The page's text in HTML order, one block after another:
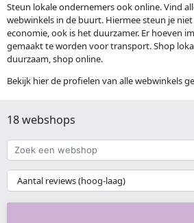
Steun lokale ondernemers ook online. Vind
webwinkels in de buurt. Hiermee steun je
economie, ook is het duurzamer. Er hoeven
gemaakt te worden voor transport. Shop
duurzaam, shop online.
Bekijk hier de profielen van alle webwinkels
18 webshops
Zoek
een
webshop
{{
__('Sort')
}}